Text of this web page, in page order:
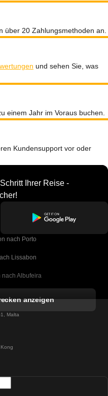
über 20 Zahlungsmethoden an.
und sehen Sie, was
einem Jahr im Voraus buchen.
Kundensupport vor oder
Ihrer Reise -
nach Porto
Lissabon
Albufeira
nach Lagos
nach Madrid
anzeigen
Malta